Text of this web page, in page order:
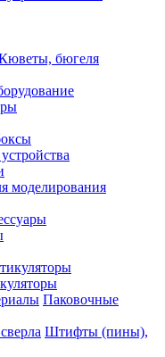
бюгеля
моделирования
Паковочные
Штифты (пины),